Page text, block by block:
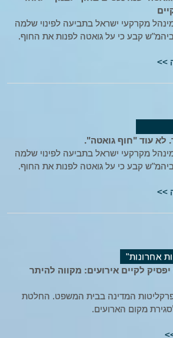
מקרקעי ישראל בתביעה לפינוי שלמה
קבע כי על גואטה לפנות את החוף.
>>
לא עוד "חוף גואטה".
מקרקעי ישראל בתביעה לפינוי שלמה
קבע כי על גואטה לפנות את החוף.
>>
לקיים אירועים: מקווה להיתר
פרקליטות המדינה בבית המשפט. החלטת
מקום הארועים.